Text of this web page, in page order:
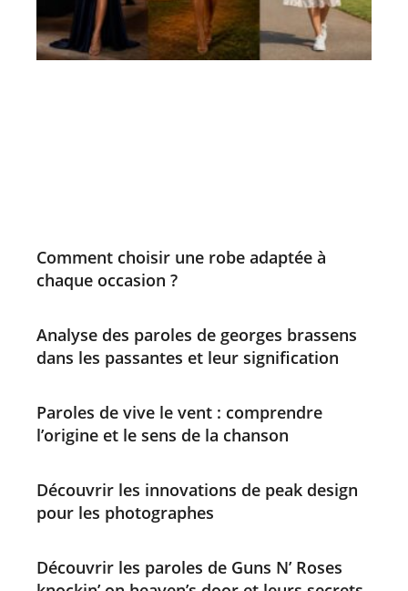
Comment choisir une robe adaptée à
chaque occasion ?
Analyse des paroles de georges brassens
dans les passantes et leur signification
Paroles de vive le vent : comprendre
l’origine et le sens de la chanson
Découvrir les innovations de peak design
pour les photographes
Découvrir les paroles de Guns N’ Roses